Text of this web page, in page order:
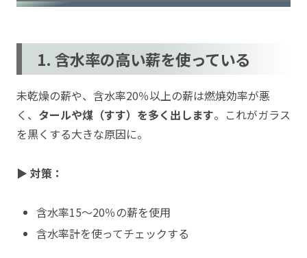
1. 含水率の高い薪を使っている
未乾燥の薪や、含水率20％以上の薪は燃焼効率が悪
く、 タールや煤（すす）を多く出します。これがガラス
を黒くする大きな原因に。
▶ 対策：
含水率15〜20％の薪を使用
含水率計を使ってチェックする